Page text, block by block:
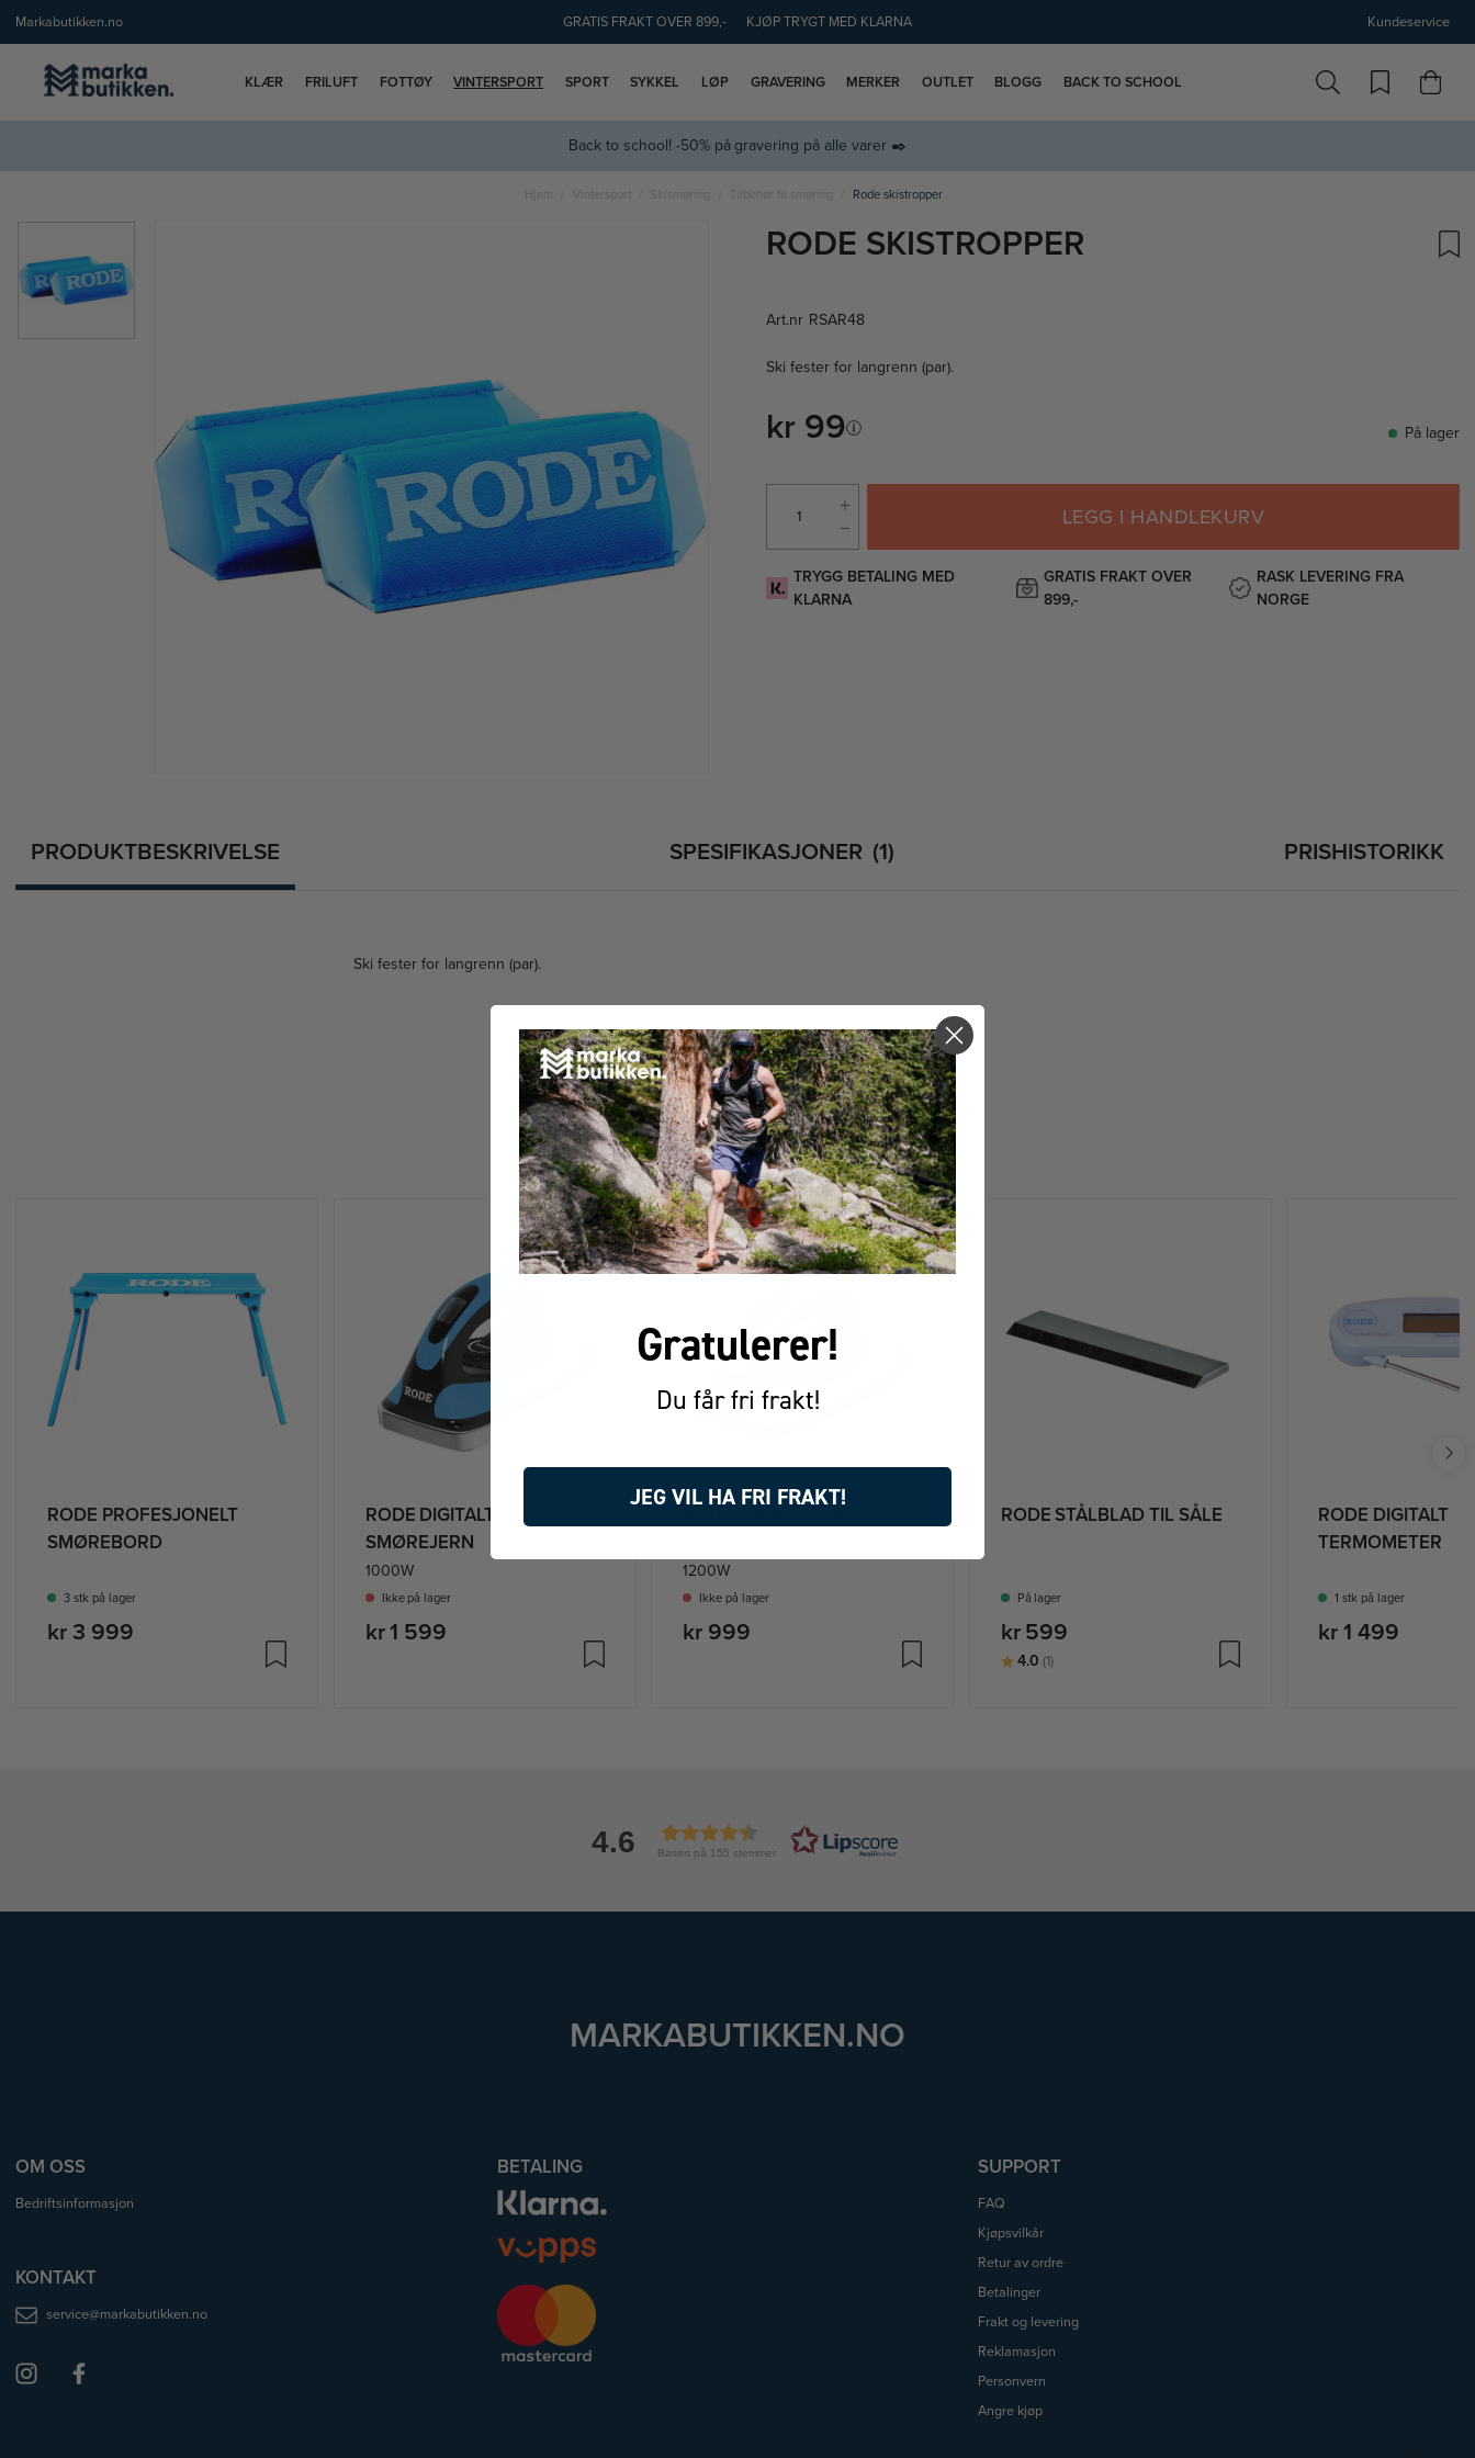
Markabutikken.no GRATIS FRAKT OVER 899,- KJØP TRYGT MED KLARNA Kundeservice
KLÆR FRILUFT FOTTØY VINTERSPORT SPORT SYKKEL LØP GRAVERING MERKER OUTLET BLOGG BACK TO SCHOOL
Back to school! -50% på gravering på alle varer ✒️
Hjem Vintersport Skismøring Rode skistropper
RODE SKISTROPPER
Art.nr RSAR48
Ski fester for langrenn (par).
kr 99 På lager
LEGG I HANDLEKURV
TRYGG BETALING MED
KLARNA
GRATIS FRAKT OVER
899,-
RASK LEVERING FRA
NORGE
PRODUKTBESKRIVELSE SPESIFIKASJONER 1 PRISHISTORIKK
Ski fester for langrenn (par).
FÅR VI FORESLÅ
ANDRE KJØPTE DETTE
RODE PROFESJONELT
SMØREBORD
3 stk på lager
kr 3 999
RODE DIGITALT
SMØREJERN
1000W
Ikke på lager
kr 1 599
1200W
Ikke på lager
kr 999
RODE STÅLBLAD TIL SÅLE
På lager
kr 599
Karakter:
4.0 (1)
RODE DIGITALT
TERMOMETER
1 stk på lager
kr 1 499
4.6 Basert på 155 stemmer
MARKABUTIKKEN.NO
OM OSS
Bedriftsinformasjon
KONTAKT
service@markabutikken.no
BETALING SUPPORT
FAQ
Kjøpsvilkår
Retur av ordre
Betalinger
Frakt og levering
Reklamasjon
Personvern
Angre kjøp
Gratulerer!
Du får fri frakt!
JEG VIL HA FRI FRAKT!